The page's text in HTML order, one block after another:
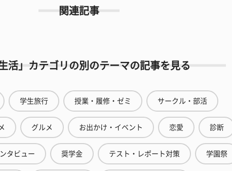
関連記事
活」カテゴリの別のテーマの記事を見る
学生旅行 授業・履修・ゼミ サークル・部活
グルメ お出かけ・イベント 恋愛 診断
タビュー 奨学金 テスト・レポート対策 学園祭